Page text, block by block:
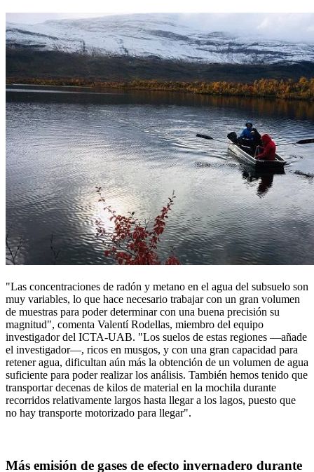
"Las concentraciones de radón y metano en el agua del subsuelo son
muy variables, lo que hace necesario trabajar con un gran volumen
de muestras para poder determinar con una buena precisión su
magnitud", comenta Valentí Rodellas, miembro del equipo
investigador del ICTA-UAB. "Los suelos de estas regiones —añade
el investigador—, ricos en musgos, y con una gran capacidad para
retener agua, dificultan aún más la obtención de un volumen de agua
suficiente para poder realizar los análisis. También hemos tenido que
transportar decenas de kilos de material en la mochila durante
recorridos relativamente largos hasta llegar a los lagos, puesto que
no hay transporte motorizado para llegar".
Más emisión de gases de efecto invernadero durante